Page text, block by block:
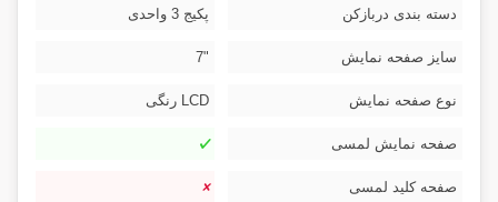
دسته بندی دربازکن پکیج 3 واحدی
سایز صفحه نمایش "7
نوع صفحه نمایش LCD رنگی
صفحه نمایش لمسی
صفحه کلید لمسی